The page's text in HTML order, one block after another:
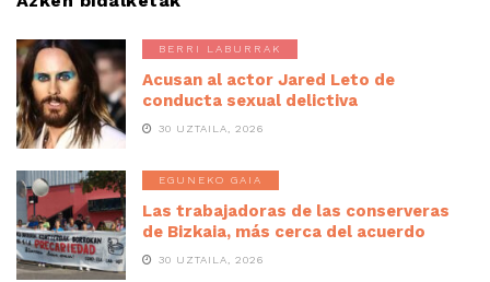
BERRI LABURRAK
Acusan al actor Jared Leto de
conducta sexual delictiva
30 UZTAILA, 2026
EGUNEKO GAIA
Las trabajadoras de las conserveras
de Bizkaia, más cerca del acuerdo
30 UZTAILA, 2026